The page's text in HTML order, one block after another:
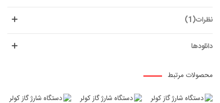
نظرات(1)
دانلودها
محصولات مرتبط